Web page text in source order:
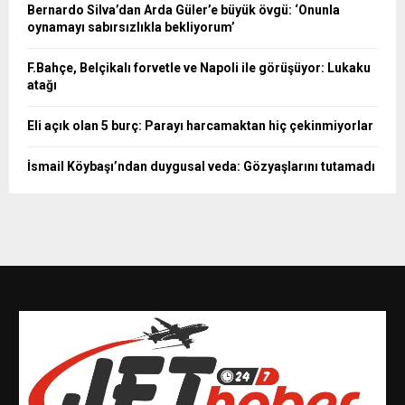
Bernardo Silva’dan Arda Güler’e büyük övgü: ‘Onunla
oynamayı sabırsızlıkla bekliyorum’
F.Bahçe, Belçikalı forvetle ve Napoli ile görüşüyor: Lukaku
atağı
Eli açık olan 5 burç: Parayı harcamaktan hiç çekinmiyorlar
İsmail Köybaşı’ndan duygusal veda: Gözyaşlarını tutamadı